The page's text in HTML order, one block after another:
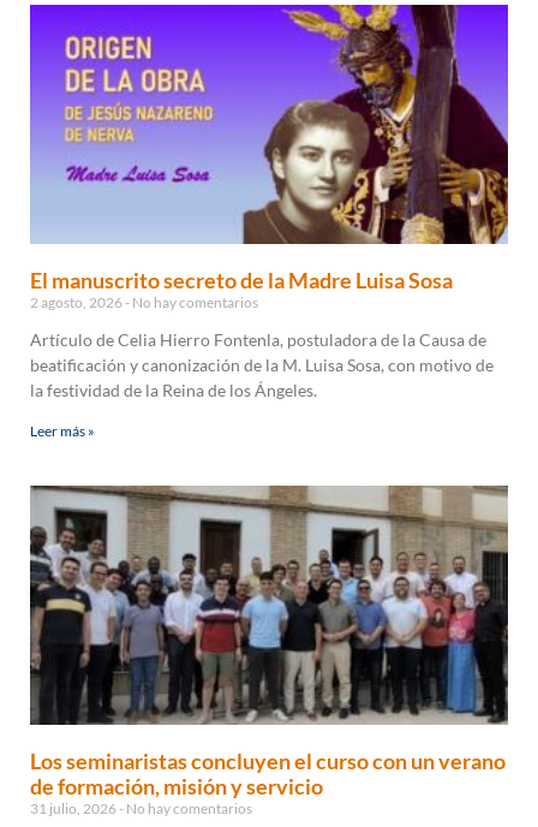
El manuscrito secreto de la Madre Luisa Sosa
2 agosto, 2026 No hay comentarios
Artículo de Celia Hierro Fontenla, postuladora de la Causa de
beatificación y canonización de la M. Luisa Sosa, con motivo de
la festividad de la Reina de los Ángeles.
Leer más »
Los seminaristas concluyen el curso con un verano
de formación, misión y servicio
31 julio, 2026 No hay comentarios